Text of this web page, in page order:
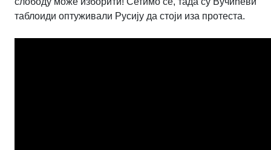
таблоиди оптуживали Русију да стоји иза протеста.